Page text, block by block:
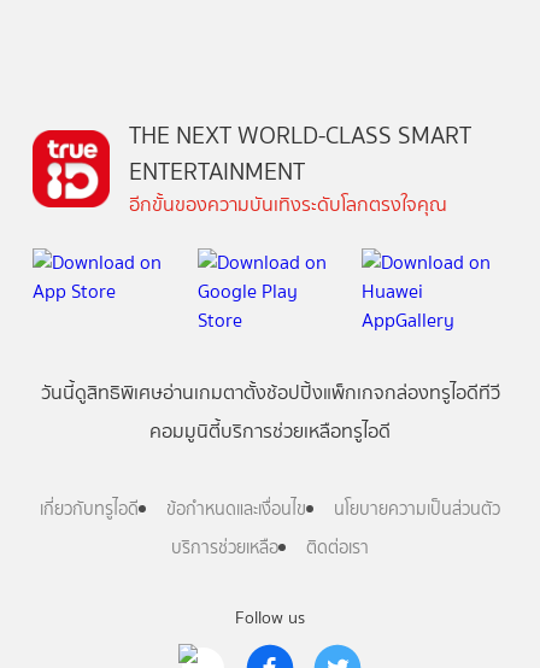
Follow us
THE NEXT WORLD-CLASS SMART
ENTERTAINMENT
อีกขั้นของความบันเทิงระดับโลกตรงใจคุณ
วันนี้ดูสิทธิพิเศษอ่านเกมตาตั้งช้อปปิ้งแพ็กเกจกล่องทรูไอดีทีวี
คอมมูนิตี้บริการช่วยเหลือทรูไอดี
เกี่ยวกับทรูไอดี ข้อกำหนดและเงื่อนไข
นโยบายความเป็นส่วนตัว
บริการช่วยเหลือ
ติดต่อเรา